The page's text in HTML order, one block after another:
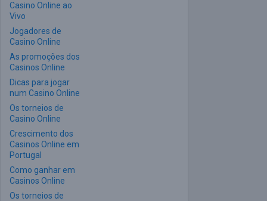
Casino Online ao
Vivo
Jogadores de
Casino Online
As promoções dos
Casinos Online
Dicas para jogar
num Casino Online
Os torneios de
Casino Online
Crescimento dos
Casinos Online em
Portugal
Como ganhar em
Casinos Online
Os torneios de